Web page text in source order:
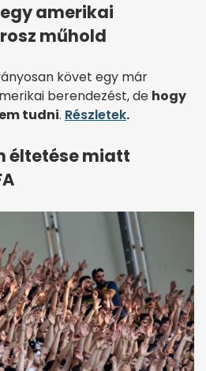
amerikai
műhold
követ egy már
berendezést, de hogy
tudni. Részletek.
éltetése miatt